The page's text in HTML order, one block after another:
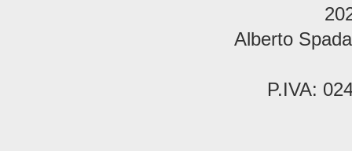
Alberto
P.IVA: